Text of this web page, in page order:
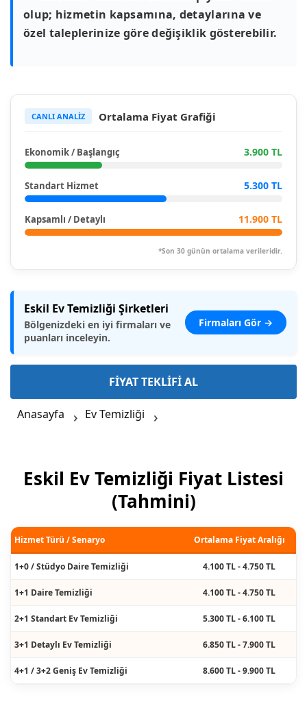
olup; hizmetin kapsamına, detaylarına ve
özel taleplerinize göre değişiklik gösterebilir.
CANLI ANALİZ Ortalama Fiyat Grafiği
Ekonomik / Başlangıç 3.900 TL
Standart Hizmet 5.300 TL
Kapsamlı / Detaylı 11.900 TL
*Son 30 günün ortalama verileridir.
Eskil Ev Temizliği Şirketleri
Bölgenizdeki en iyi firmaları ve
puanları inceleyin.
Firmaları Gör →
FİYAT TEKLİFİ AL
Anasayfa Ev Temizliği
Eskil Ev Temizliği Fiyat Listesi
(Tahmini)
Hizmet Türü / Senaryo Ortalama Fiyat Aralığı
1+0 / Stüdyo Daire Temizliği 4.100 TL - 4.750 TL
1+1 Daire Temizliği 4.100 TL - 4.750 TL
2+1 Standart Ev Temizliği 5.300 TL - 6.100 TL
3+1 Detaylı Ev Temizliği 6.850 TL - 7.900 TL
4+1 / 3+2 Geniş Ev Temizliği 8.600 TL - 9.900 TL